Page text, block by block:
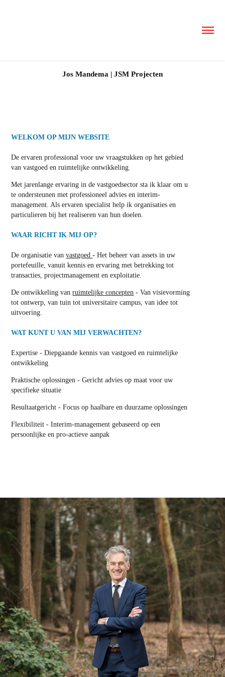
Jos Mandema | JSM Projecten
WELKOM OP MIJN WEBSITE
De ervaren professional voor uw vraagstukken op het gebied
van vastgoed en ruimtelijke ontwikkeling.
Met jarenlange ervaring in de vastgoedsector sta ik klaar om u
te ondersteunen met professioneel advies en interim-
management. Als ervaren specialist help ik organisaties en
particulieren bij het realiseren van hun doelen.
WAAR RICHT IK MIJ OP?
De organisatie vanvastgoed- Het beheer van assets in uw
portefeuille, vanuit kennis en ervaring met betrekking tot
transacties, projectmanagement en exploitatie.
De ontwikkeling vanruimtelijke concepten - Van visievorming
tot ontwerp, van tuin tot universitaire campus, van idee tot
uitvoering.
WAT KUNT U VAN MIJ VERWACHTEN?
Expertise - Diepgaande kennis van vastgoed en ruimtelijke
ontwikkeling
Praktische oplossingen - Gericht advies op maat voor uw
specifieke situatie
Resultaatgericht - Focus op haalbare en duurzame oplossingen
Flexibiliteit - Interim-management gebaseerd op een
persoonlijke en pro-actieve aanpak